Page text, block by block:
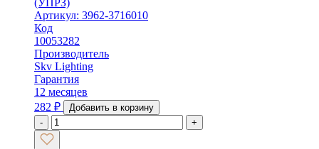
Артикул: 3962-3716010
Код
10053282
Производитель
Skv Lighting
Гарантия
12 месяцев
282 ₽
Добавить в корзину
-
+